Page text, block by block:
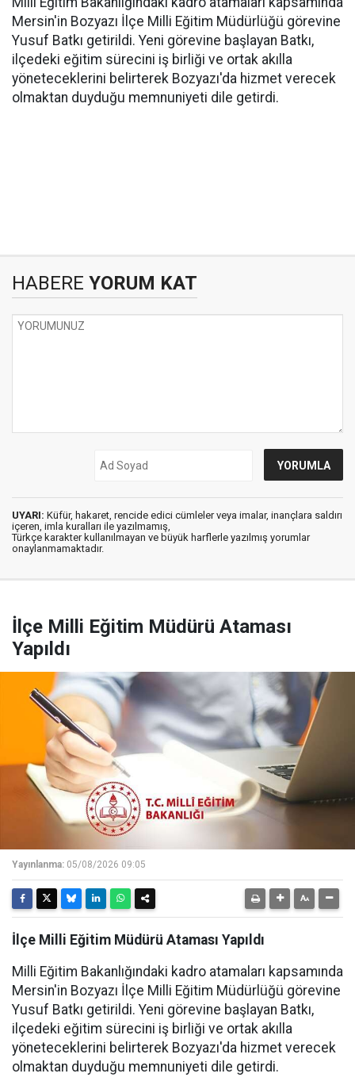
Mersin'in Bozyazı İlçe Milli Eğitim Müdürlüğü görevine
Yusuf Batkı getirildi. Yeni görevine başlayan Batkı,
ilçedeki eğitim sürecini iş birliği ve ortak akılla
yöneteceklerini belirterek Bozyazı'da hizmet verecek
olmaktan duyduğu memnuniyeti dile getirdi.
HABERE YORUM KAT
UYARI: Küfür, hakaret, rencide edici cümleler veya imalar, inançlara saldırı
içeren, imla kuralları ile yazılmamış,
Türkçe karakter kullanılmayan ve büyük harflerle yazılmış yorumlar
onaylanmamaktadır.
İlçe Milli Eğitim Müdürü Ataması
Yapıldı
Yayınlanma: 05/08/2026 09:05
İlçe Milli Eğitim Müdürü Ataması Yapıldı
Milli Eğitim Bakanlığındaki kadro atamaları kapsamında
Mersin'in Bozyazı İlçe Milli Eğitim Müdürlüğü görevine
Yusuf Batkı getirildi. Yeni görevine başlayan Batkı,
ilçedeki eğitim sürecini iş birliği ve ortak akılla
yöneteceklerini belirterek Bozyazı'da hizmet verecek
olmaktan duyduğu memnuniyeti dile getirdi.